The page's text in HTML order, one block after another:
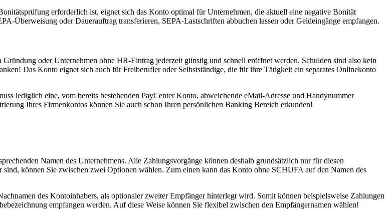
erforderlich ist, eignet sich das Konto optimal für Unternehmen, die aktuell eine negative Bonität
Überweisung oder Dauerauftrag transferieren, SEPA-Lastschriften abbuchen lassen oder Geldeingänge empfangen.
oder Unternehmen ohne HR-Eintrag jederzeit günstig und schnell eröffnet werden. Schulden sind also kein
Das Konto eignet sich auch für Freiberufler oder Selbstständige, die für ihre Tätigkeit ein separates Onlinekonto
lediglich eine, vom bereits bestehenden PayCenter Konto, abweichende eMail-Adresse und Handynummer
Ihres Firmenkontos können Sie auch schon Ihren persönlichen Banking Bereich erkunden!
Namen des Unternehmens. Alle Zahlungsvorgänge können deshalb grundsätzlich nur für diesen
können Sie zwischen zwei Optionen wählen. Zum einen kann das Konto ohne SCHUFA auf den Namen des
des Kontoinhabers, als optionaler zweiter Empfänger hinterlegt wird. Somit können beispielsweise Zahlungen
empfangen werden. Auf diese Weise können Sie flexibel zwischen den Empfängernamen wählen!